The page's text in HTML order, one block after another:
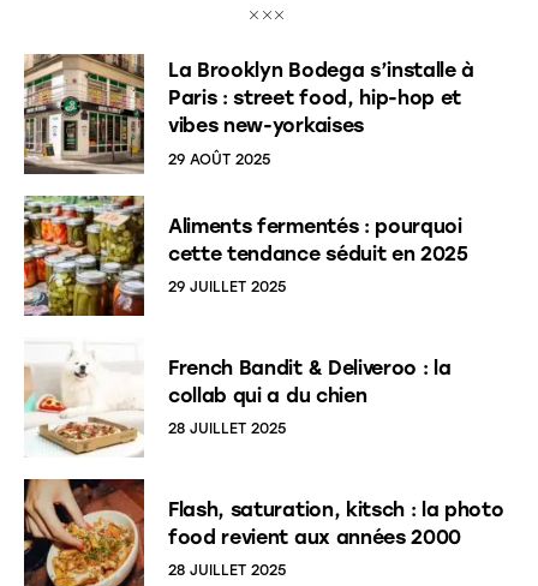
La Brooklyn Bodega s’installe à
Paris : street food, hip-hop et
vibes new-yorkaises
29 AOÛT 2025
Aliments fermentés : pourquoi
cette tendance séduit en 2025
29 JUILLET 2025
French Bandit & Deliveroo : la
collab qui a du chien
28 JUILLET 2025
Flash, saturation, kitsch : la photo
food revient aux années 2000
28 JUILLET 2025